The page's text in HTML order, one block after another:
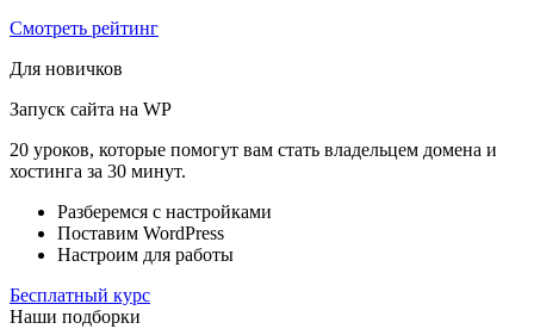
Смотреть рейтинг
Для новичков
Запуск сайта на WP
20 уроков, которые помогут вам стать владельцем домена и
хостинга за 30 минут.
Разберемся с настройками
Поставим WordPress
Настроим для работы
Бесплатный курс
Наши подборки